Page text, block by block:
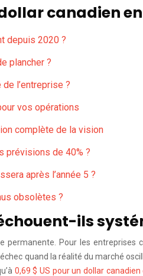
canadien
depuis 2020 ?
plancher ?
l’entreprise ?
vos opérations
complète de la vision
prévisions de 40% ?
après l’année 5 ?
obsolètes ?
ils
permanente. Pour les
quand la réalité du marché
0,69 $ US pour un dollar